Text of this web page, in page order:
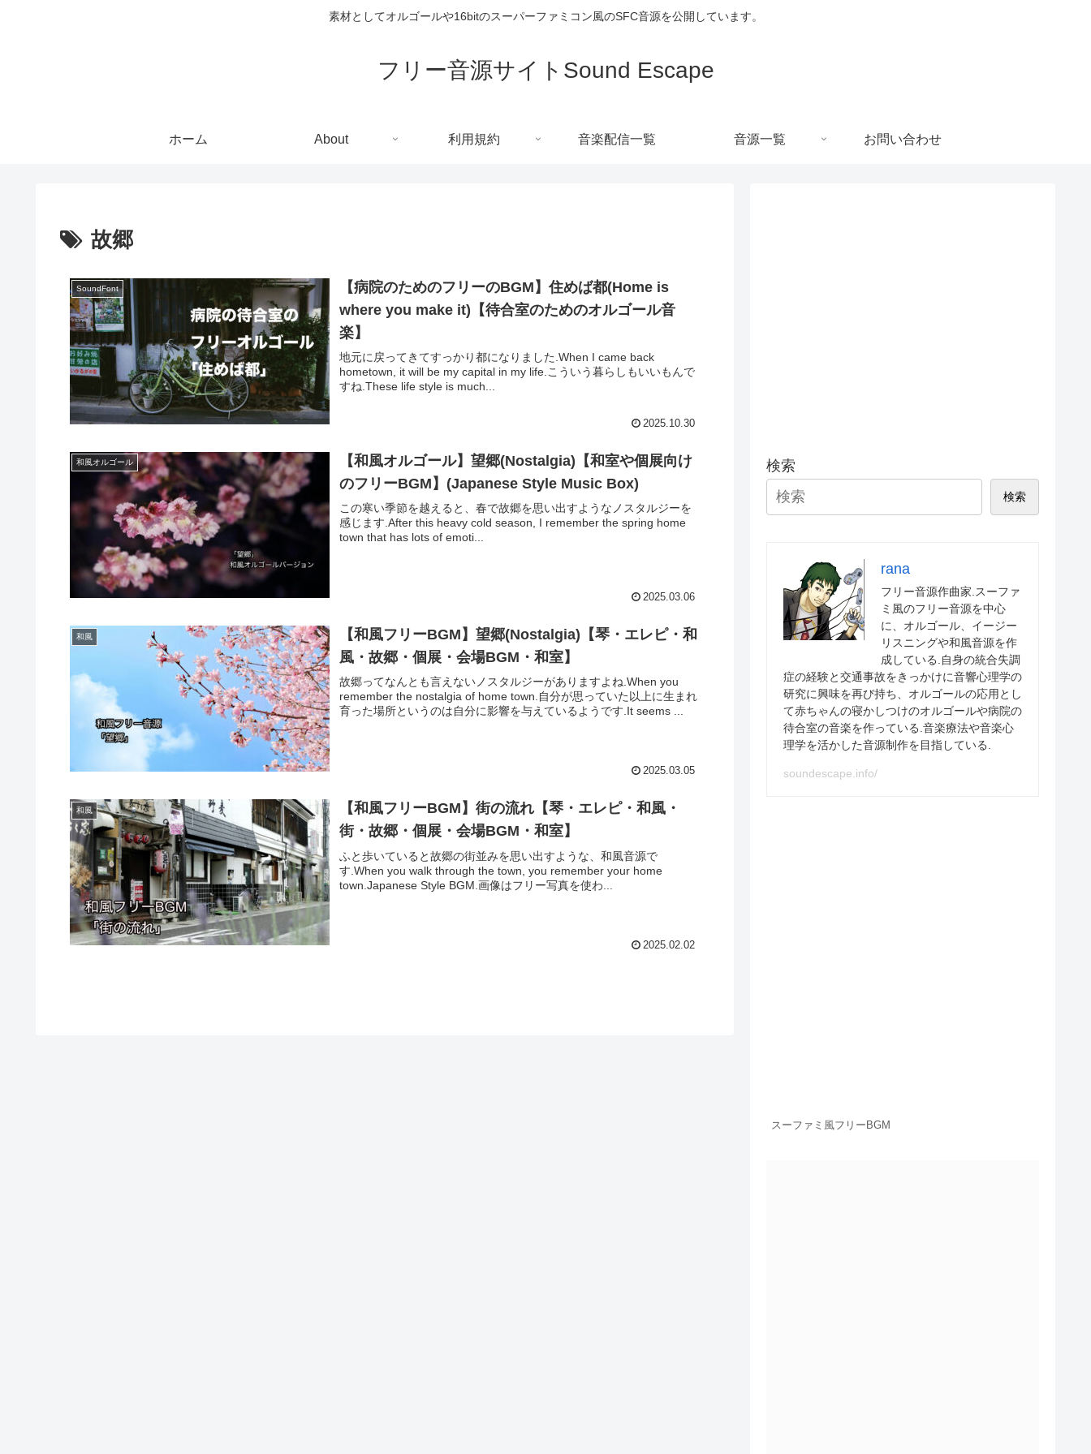
素材としてオルゴールや16bitのスーパーファミコン風のSFC音源を公開しています。
フリー音源サイトSound Escape
ホーム About 利用規約 音楽配信一覧 音源一覧 お問い合わせ
故郷
SoundFont
【病院のためのフリーのBGM】住めば都(Home is
where you make it)【待合室のためのオルゴール音
楽】
地元に戻ってきてすっかり都になりました.When I came back
hometown, it will be my capital in my life.こういう暮らしもいいもんで
すね.These life style is much...
2025.10.30
和風オルゴール
【和風オルゴール】望郷(Nostalgia)【和室や個展向け
のフリーBGM】(Japanese Style Music Box)
この寒い季節を越えると、春で故郷を思い出すようなノスタルジーを
感じます.After this heavy cold season, I remember the spring home
town that has lots of emoti...
2025.03.06
和風
【和風フリーBGM】望郷(Nostalgia)【琴・エレピ・和
風・故郷・個展・会場BGM・和室】
故郷ってなんとも言えないノスタルジーがありますよね.When you
remember the nostalgia of home town.自分が思っていた以上に生まれ
育った場所というのは自分に影響を与えているようです.It seems ...
2025.03.05
和風
【和風フリーBGM】街の流れ【琴・エレピ・和風・
街・故郷・個展・会場BGM・和室】
ふと歩いていると故郷の街並みを思い出すような、和風音源で
す.When you walk through the town, you remember your home
town.Japanese Style BGM.画像はフリー写真を使わ...
2025.02.02
検索
検索
rana
フリー音源作曲家.スーファ
ミ風のフリー音源を中心
に、オルゴール、イージー
リスニングや和風音源を作
成している.自身の統合失調
症の経験と交通事故をきっかけに音響心理学の
研究に興味を再び持ち、オルゴールの応用とし
て赤ちゃんの寝かしつけのオルゴールや病院の
待合室の音楽を作っている.音楽療法や音楽心
理学を活かした音源制作を目指している.
soundescape.info/
スーファミ風フリーBGM